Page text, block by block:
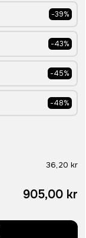
-39%
-43%
-45%
-48%
36,20 kr
905,00 kr